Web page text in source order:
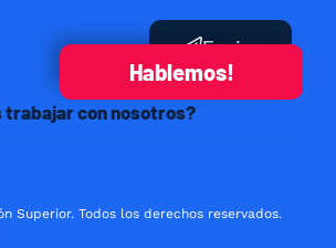
Hablemos!
trabajar con nosotros?
Enviar
Superior. Todos los derechos reservados.